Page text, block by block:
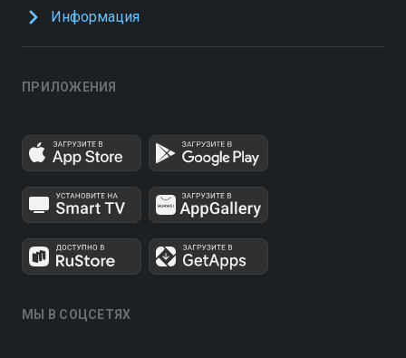
Информация
ПРИЛОЖЕНИЯ
МЫ В СОЦСЕТЯХ